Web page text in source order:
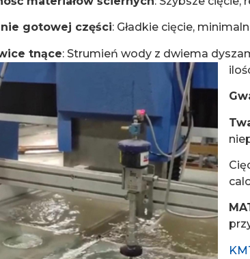
gotowej części: Gładkie cięcie,
tnące: Strumień wody z dwiema